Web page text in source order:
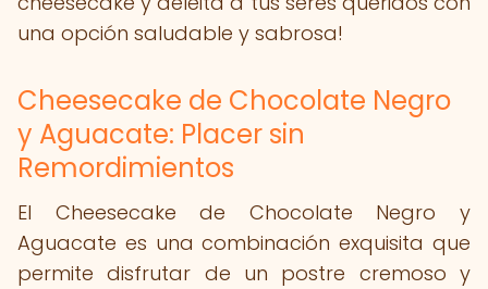
una opción saludable y sabrosa!
Cheesecake de Chocolate Negro
y Aguacate: Placer sin
Remordimientos
El Cheesecake de Chocolate Negro y
Aguacate es una combinación exquisita que
permite disfrutar de un postre cremoso y